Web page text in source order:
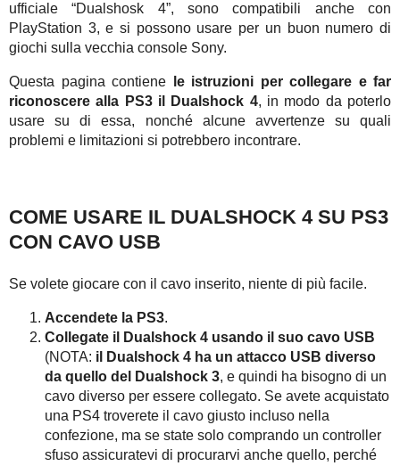
ufficiale “Dualshosk 4”, sono compatibili anche con
PlayStation 3, e si possono usare per un buon numero di
giochi sulla vecchia console Sony.
Questa pagina contiene
le istruzioni per collegare e far
riconoscere alla PS3 il Dualshock 4, in modo da poterlo
usare su di essa, nonché alcune avvertenze su quali
problemi e limitazioni si potrebbero incontrare.
COME USARE IL DUALSHOCK 4 SU PS3
CON CAVO USB
Se volete giocare con il cavo inserito, niente di più facile.
Accendete la PS3.
Collegate il Dualshock 4 usando il suo cavo USB
(NOTA: il Dualshock 4 ha un attacco USB diverso
da quello del Dualshock 3, e quindi ha bisogno di un
cavo diverso per essere collegato. Se avete acquistato
una PS4 troverete il cavo giusto incluso nella
confezione, ma se state solo comprando un controller
sfuso assicuratevi di procurarvi anche quello, perché